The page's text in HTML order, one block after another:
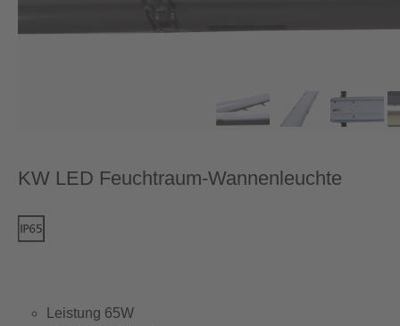
KW LED Feuchtraum-Wannenleuchte
Leistung 65W